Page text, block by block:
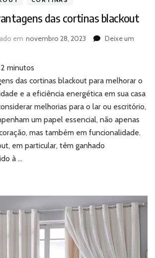
das cortinas blackout
em novembro 28, 2023
Deixe um
2 minutos
das cortinas blackout para melhorar o
e a eficiência energética em sua casa
melhorias para o lar ou escritório,
um papel essencial, não apenas
mas também em funcionalidade.
em particular, têm ganhado
à …